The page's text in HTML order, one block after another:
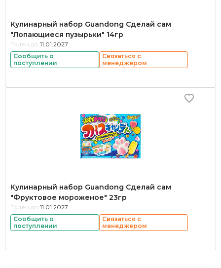
Кулинарный набор Guandong Сделай сам
"Лопающиеся пузырьки" 14гр
Годен до: 11.01.2027
Сообщить о
поступлении
Связаться с
менеджером
Кулинарный набор Guandong Сделай сам
"Фруктовое мороженое" 23гр
Годен до: 11.01.2027
Сообщить о
поступлении
Связаться с
менеджером